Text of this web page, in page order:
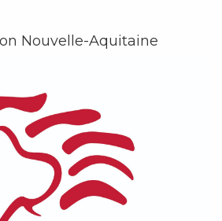
Nouvelle-Aquitaine